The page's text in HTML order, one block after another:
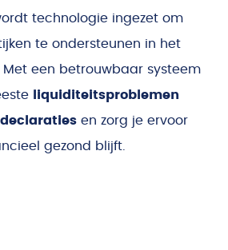
technologie ingezet om
te ondersteunen in het
een betrouwbaar systeem
liquiditeitsproblemen
en zorg je ervoor
gezond blijft.